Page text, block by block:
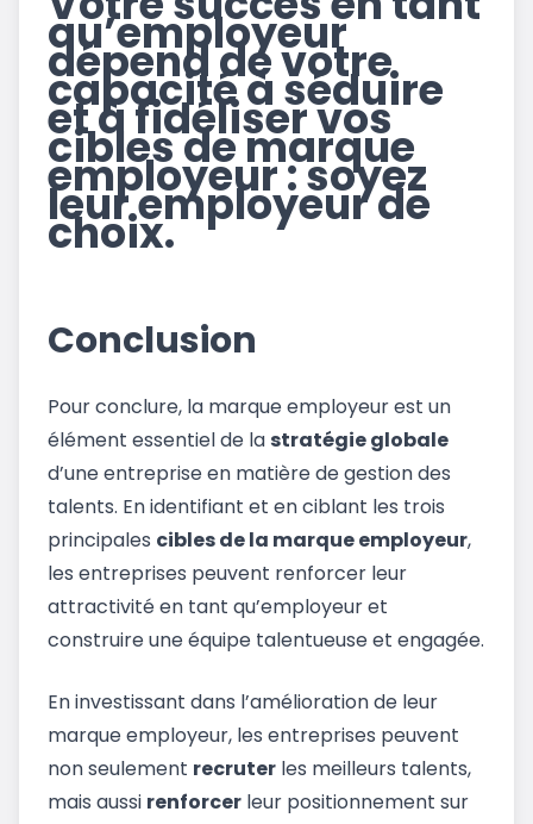
qu’employeur
dépend de votre
capacité à séduire
et à fidéliser vos
cibles de marque
employeur : soyez
leur employeur de
choix.
Conclusion
Pour conclure, la marque employeur est un
élément essentiel de la stratégie globale
d’une entreprise en matière de gestion des
talents. En identifiant et en ciblant les trois
principales cibles de la marque employeur,
les entreprises peuvent renforcer leur
attractivité en tant qu’employeur et
construire une équipe talentueuse et engagée.
En investissant dans l’amélioration de leur
marque employeur, les entreprises peuvent
non seulement recruter les meilleurs talents,
mais aussi renforcer leur positionnement sur